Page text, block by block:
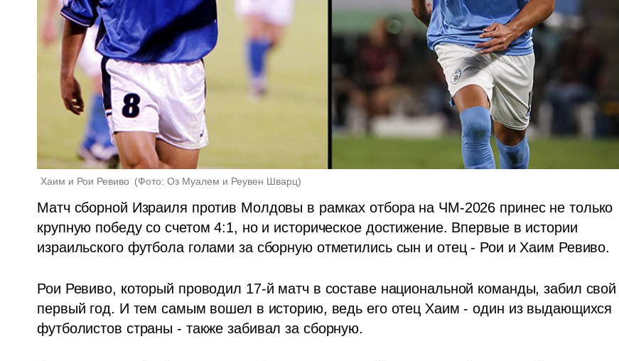
Хаим и Рои Ревиво (Фото: Оз Муалем и Реувен Шварц)
Матч сборной Израиля против Молдовы в рамках отбора на ЧМ-2026 принес не только
крупную победу со счетом 4:1, но и историческое достижение. Впервые в истории
израильского футбола голами за сборную отметились сын и отец - Рои и Хаим Ревиво.
Рои Ревиво, который проводил 17-й матч в составе национальной команды, забил свой
первый год. И тем самым вошел в историю, ведь его отец Хаим - один из выдающихся
футболистов страны - также забивал за сборную.